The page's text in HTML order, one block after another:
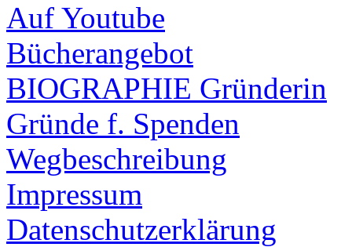
Auf Youtube
Bücherangebot
BIOGRAPHIE Gründerin
Gründe f. Spenden
Wegbeschreibung
Impressum
Datenschutzerklärung